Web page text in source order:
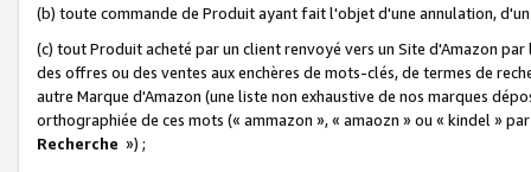
(b) toute commande de Produit ayant fait l'objet d'une annulation,
(c) tout Produit acheté par un client renvoyé vers un Site d'Amazon
des offres ou des ventes aux enchères de mots-clés, de termes de
autre Marque d'Amazon (une liste non exhaustive de nos marques
orthographiée de ces mots (« ammazon », « amaozn » ou « kindel »
Recherche ») ;